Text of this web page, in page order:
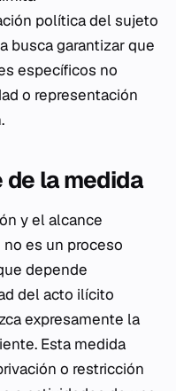
política del sujeto
busca garantizar que
específicos no
o representación
la medida
y el alcance
es un proceso
depende
del acto ilícito
expresamente la
Esta medida
o restricción